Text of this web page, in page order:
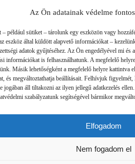
Az Ön adatainak védelme
például sütiket – tárolunk egy eszközön vagy
eszköz által küldött alapvető információkat –
adatok gyűjtéséhez. Az Ön engedélyével mi
információkat is felhasználhatunk. A megfelelő
Másik lehetőségként a megfelelő helyre kattintva
és megváltoztathatja beállításait. Felhívjuk
jogában áll tiltakozni az ilyen jellegű adatkezelés
szabályzatunk segítségével bármikor
Elfogadom
Nem fogadom el